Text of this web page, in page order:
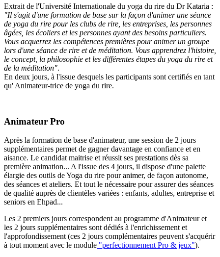
Extrait de l'Université Internationale du yoga du rire du Dr Kataria :
"Il s'agit d'une formation de base sur la façon d'animer une séance
de yoga du rire pour les clubs de rire, les entreprises, les personnes
âgées, les écoliers et les personnes ayant des besoins particuliers.
Vous acquerrez les compétences premières pour animer un groupe
lors d'une séance de rire et de méditation. Vous apprendrez l'histoire,
le concept, la philosophie et les différentes étapes du yoga du rire et
de la méditation".
En deux jours, à l'issue desquels les participants sont certifiés en tant
qu' Animateur-trice de yoga du rire.
Animateur Pro
Après la formation de base d'animateur, une session de 2 jours
supplémentaires permet de gagner davantage en confiance et en
aisance. Le candidat maitrise et réussit ses prestations dès sa
première animation... A l'issue des 4 jours, il dispose d'une palette
élargie des outils de Yoga du rire pour animer, de façon autonome,
des séances et ateliers. Et tout le nécessaire pour assurer des séances
de qualité auprès de clientèles variées : enfants, adultes, entreprise et
seniors en Ehpad...
Les 2 premiers jours correspondent au programme d'Animateur et
les 2 jours supplémentaires sont dédiés à l'enrichissement et
l'approfondissement (ces 2 jours complémentaires peuvent s'acquérir
à tout moment avec le module "perfectionnement Pro & jeux").